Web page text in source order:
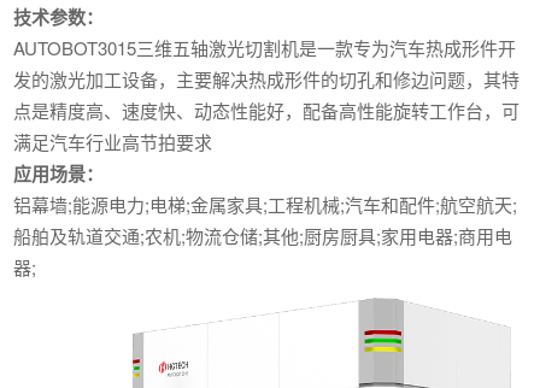
技术参数：
AUTOBOT3015三维五轴激光切割机是一款专为汽车热成形件开
发的激光加工设备，主要解决热成形件的切孔和修边问题，其特
点是精度高、速度快、动态性能好，配备高性能旋转工作台，可
满足汽车行业高节拍要求
应用场景：
铝幕墙;能源电力;电梯;金属家具;工程机械;汽车和配件;航空航天;
船舶及轨道交通;农机;物流仓储;其他;厨房厨具;家用电器;商用电
器;